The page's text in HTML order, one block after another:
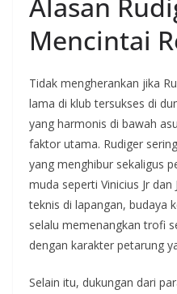
Mencintai
Tidak mengherankan jika
lama di klub tersukses di
yang harmonis di bawah
faktor utama. Rudiger
yang menghibur sekaligus
muda seperti Vinicius Jr
teknis di lapangan, budaya
selalu memenangkan trofi
dengan karakter petarung
Selain itu, dukungan dari